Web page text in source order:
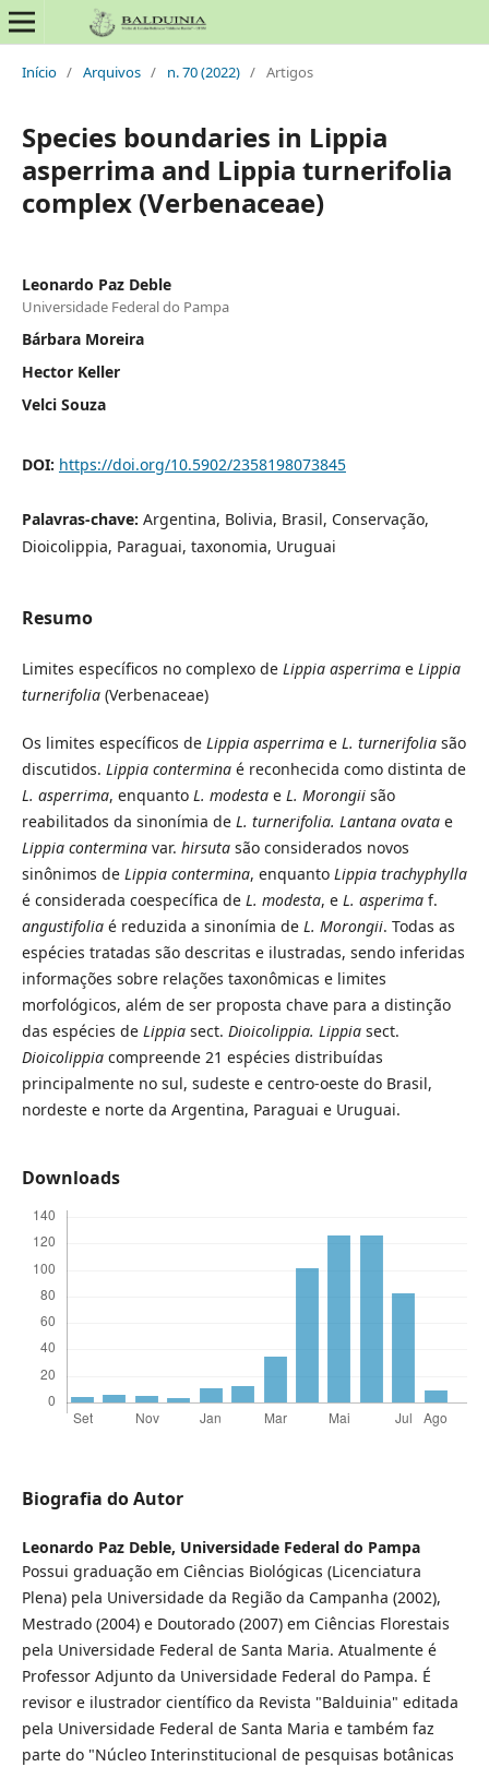
Início / Arquivos / n. 70 (2022) / Artigos
Species boundaries in Lippia
asperrima and Lippia turnerifolia
complex (Verbenaceae)
Leonardo Paz Deble
Universidade Federal do Pampa
Bárbara Moreira
Hector Keller
Velci Souza
DOI: https://doi.org/10.5902/2358198073845
Palavras-chave: Argentina, Bolivia, Brasil, Conservação,
Dioicolippia, Paraguai, taxonomia, Uruguai
Resumo
Limites específicos no complexo de Lippia asperrimae Lippia
turnerifolia(Verbenaceae)
Os limites específicos de Lippia asperrimae L. turnerifoliasão
discutidos. Lippia conterminaé reconhecida como distinta de
L. asperrima, enquanto L. modestae L. Morongiisão
reabilitados da sinonímia de L. turnerifolia. Lantana ovatae
Lippia conterminavar. hirsutasão considerados novos
sinônimos deLippia contermina, enquanto Lippia trachyphylla
é considerada coespecífica de L. modesta, e L. asperimaf.
angustifoliaé reduzida a sinonímia de L. Morongii. Todas as
espécies tratadas são descritas e ilustradas, sendo inferidas
informações sobre relações taxonômicas e limites
morfológicos, além de ser proposta chave para a distinção
das espécies de Lippiasect. Dioicolippia. Lippiasect.
Dioicolippiacompreende 21 espécies distribuídas
principalmente no sul, sudeste e centro-oeste do Brasil,
nordeste e norte da Argentina, Paraguai e Uruguai.
Downloads
Biografia do Autor
Leonardo Paz Deble, Universidade Federal do Pampa
Possui graduação em Ciências Biológicas (Licenciatura
Plena) pela Universidade da Região da Campanha (2002),
Mestrado (2004) e Doutorado (2007) em Ciências Florestais
pela Universidade Federal de Santa Maria. Atualmente é
Professor Adjunto da Universidade Federal do Pampa. É
revisor e ilustrador científico da Revista "Balduinia" editada
pela Universidade Federal de Santa Maria e também faz
parte do "Núcleo Interinstitucional de pesquisas botânicas